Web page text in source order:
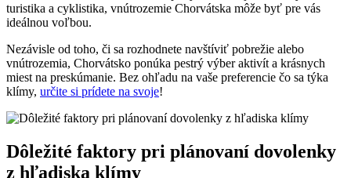
turistika a cyklistika, vnútrozemie Chorvátska môže byť pre vás
ideálnou voľbou.
Nezávisle od toho, či sa rozhodnete navštíviť pobrežie alebo
vnútrozemia, Chorvátsko ponúka pestrý výber aktivít a krásnych
miest na preskúmanie. Bez ohľadu na vaše preferencie čo sa týka
klímy, určite si prídete na svoje!
Dôležité faktory pri plánovaní dovolenky
z hľadiska klímy